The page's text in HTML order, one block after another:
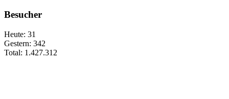
Besucher
Heute: 31
Gestern: 342
Total: 1.427.312